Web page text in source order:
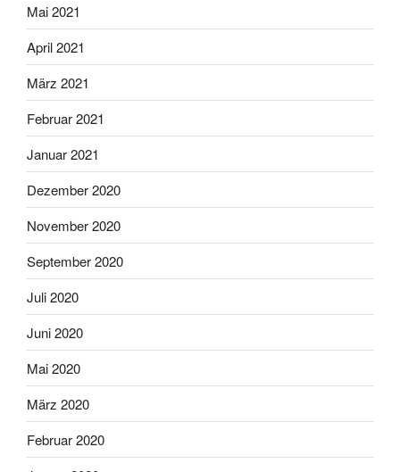
Mai 2021
April 2021
März 2021
Februar 2021
Januar 2021
Dezember 2020
November 2020
September 2020
Juli 2020
Juni 2020
Mai 2020
März 2020
Februar 2020